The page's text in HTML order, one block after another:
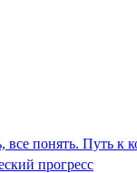
все понять. Путь к
прогресс